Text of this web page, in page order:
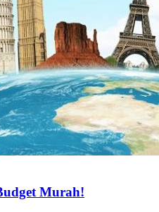
Murah!